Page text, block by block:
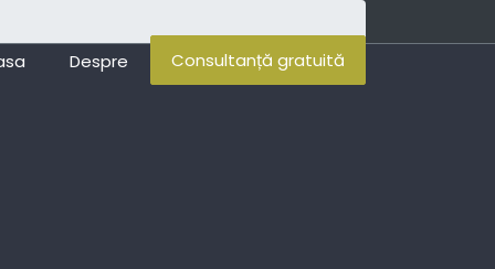
Despre Consultanță gratuită